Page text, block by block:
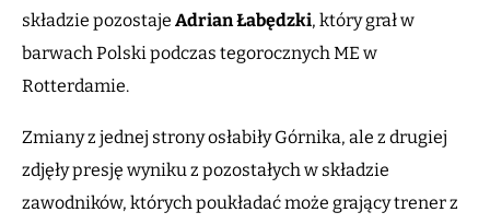
składzie pozostaje Adrian Łabędzki, który grał w
barwach Polski podczas tegorocznych ME w
Rotterdamie.
Zmiany z jednej strony osłabiły Górnika, ale z drugiej
zdjęły presję wyniku z pozostałych w składzie
zawodników, których poukładać może grający trener z